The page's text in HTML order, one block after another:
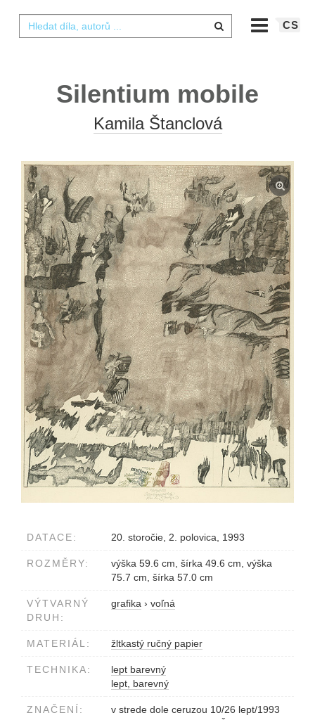
CS
Silentium mobile
Kamila Štanclová
DATACE: 20. storočie, 2. polovica, 1993
ROZMĚRY:
výška 59.6 cm, šírka 49.6 cm, výška
75.7 cm, šírka 57.0 cm
VÝTVARNÝ
DRUH:
grafika › voľná
MATERIÁL: žltkastý ručný papier
TECHNIKA:
lept barevný
lept, barevný
ZNAČENÍ:
v strede dole ceruzou 10/26 lept/1993